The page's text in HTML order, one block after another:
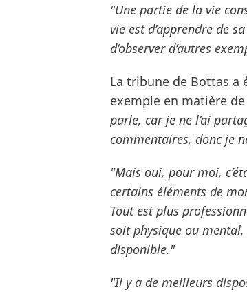
"Une partie de la vie
vie est d’apprendre de
d’observer d’autres
La tribune de Bottas a
exemple en matière
parle, car je ne l’ai
commentaires, donc je
"Mais oui, pour moi,
certains éléments de
Tout est plus
soit physique ou mental,
disponible."
"Il y a de meilleurs